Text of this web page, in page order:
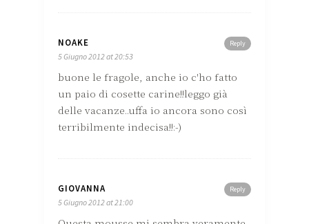
Reply
NOAKE
5 Giugno 2012 at 20:53
buone le fragole, anche io c'ho fatto
un paio di cosette carine!!leggo già
delle vacanze..uffa io ancora sono così
terribilmente indecisa!!:-)
Reply
GIOVANNA
5 Giugno 2012 at 21:00